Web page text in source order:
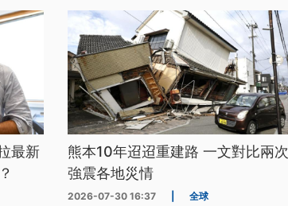
最新
熊本10年迢迢重建路 一文對比兩次
強震各地災情
2026-07-30 16:37 全球